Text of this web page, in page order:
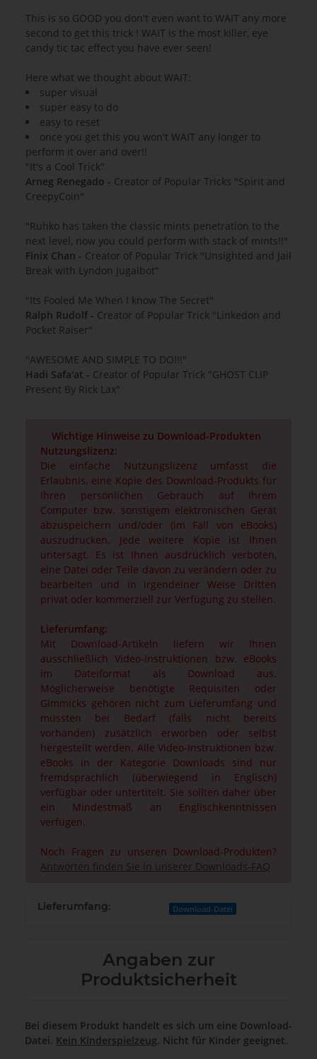
This is so GOOD you don't even want to WAIT any more
second to get this trick ! WAIT is the most killer, eye
candy tic tac effect you have ever seen!
Here what we thought about WAIT:
super visual
super easy to do
easy to reset
once you get this you won't WAIT any longer to
perform it over and over!!
"It's a Cool Trick"
Arneg Renegado - Creator of Popular Tricks "Spirit and
CreepyCoin"
"Ruhko has taken the classic mints penetration to the
next level, now you could perform with stack of mints!!"
Finix Chan - Creator of Popular Trick "Unsighted and Jail
Break with Lyndon Jugalbot"
"Its Fooled Me When I know The Secret"
Ralph Rudolf - Creator of Popular Trick "Linkedon and
Pocket Raiser"
"AWESOME AND SIMPLE TO DO!!!"
Hadi Safa'at - Creator of Popular Trick "GHOST CLIP
Present By Rick Lax"
Wichtige Hinweise zu Download-Produkten
Nutzungslizenz:
Die einfache Nutzungslizenz umfasst die
Erlaubnis, eine Kopie des Download-Produkts für
Ihren persönlichen Gebrauch auf Ihrem
Computer bzw. sonstigem elektronischen Gerät
abzuspeichern und/oder (im Fall von eBooks)
auszudrucken. Jede weitere Kopie ist Ihnen
untersagt. Es ist Ihnen ausdrücklich verboten,
eine Datei oder Teile davon zu verändern oder zu
bearbeiten und in irgendeiner Weise Dritten
privat oder kommerziell zur Verfügung zu stellen.
Lieferumfang:
Mit Download-Artikeln liefern wir Ihnen
ausschließlich Video-Instruktionen bzw. eBooks
im Dateiformat als Download aus.
Möglicherweise benötigte Requisiten oder
Gimmicks gehören nicht zum Lieferumfang und
müssten bei Bedarf (falls nicht bereits
vorhanden) zusätzlich erworben oder selbst
hergestellt werden. Alle Video-Instruktionen bzw.
eBooks in der Kategorie Downloads sind nur
fremdsprachlich (überwiegend in Englisch)
verfügbar oder untertitelt. Sie sollten daher über
ein Mindestmaß an Englischkenntnissen
verfügen.
Noch Fragen zu unseren Download-Produkten?
Antworten finden Sie in unserer Downloads-FAQ
Lieferumfang: Download-Datei
Angaben zur
Produktsicherheit
Bei diesem Produkt handelt es sich um eine Download-
Datei. Kein Kinderspielzeug. Nicht für Kinder geeignet.